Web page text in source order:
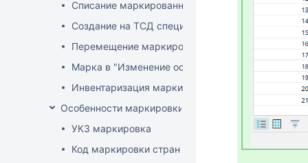
Списание маркированного товара
Создание на ТСД спецификации документа с
Перемещение маркированного товара
Марка в "Изменение остатков"
Инвентаризация маркированного товара
Особенности маркировки РБ
УКЗ маркировка
Код маркировки стран ЕАЭС